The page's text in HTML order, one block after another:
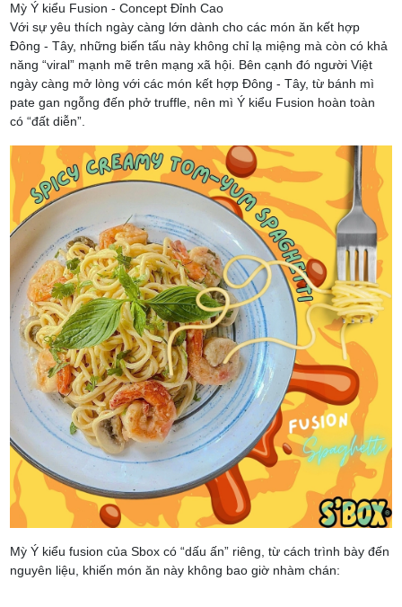
Mỳ Ý kiểu Fusion - Concept Đỉnh Cao
Với sự yêu thích ngày càng lớn dành cho các món ăn kết hợp
Đông - Tây, những biến tấu này không chỉ lạ miệng mà còn có khả
năng “viral” mạnh mẽ trên mạng xã hội. Bên cạnh đó người Việt
ngày càng mở lòng với các món kết hợp Đông - Tây, từ bánh mì
pate gan ngỗng đến phở truffle, nên mì Ý kiểu Fusion hoàn toàn
có “đất diễn”.
Mỳ Ý kiểu fusion của Sbox có “dấu ấn” riêng, từ cách trình bày đến
nguyên liệu, khiến món ăn này không bao giờ nhàm chán: